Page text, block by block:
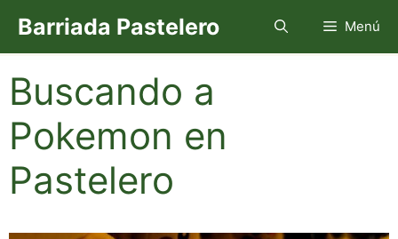
contenido
Barriada Pastelero Menú
Buscando a
Pokemon en
Pastelero